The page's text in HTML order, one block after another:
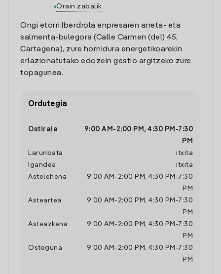
Orain zabalik
Ongi etorri Iberdrola enpresaren arreta- eta
salmenta-bulegora (Calle Carmen (del) 45,
Cartagena), zure hornidura energetikoarekin
erlazionatutako edozein gestio argitzeko zure
topagunea.
Ordutegia
Ostirala 9:00 AM - 2:00 PM , 4:30 PM -7:30
PM
Larunbata
itxita
Igandea
itxita
Astelehena
9:00 AM - 2:00 PM , 4:30 PM -7:30
PM
Asteartea
9:00 AM - 2:00 PM , 4:30 PM -7:30
PM
Asteazkena
9:00 AM - 2:00 PM , 4:30 PM -7:30
PM
Osteguna
9:00 AM - 2:00 PM , 4:30 PM -7:30
PM